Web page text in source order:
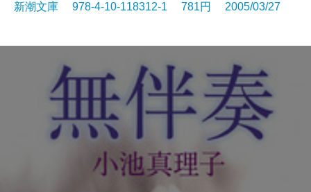
新潮文庫 978-4-10-118312-1 781円 2005/03/27